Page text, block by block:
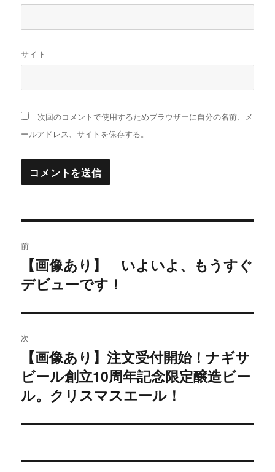
サイト
次回のコメントで使用するためブラウザーに自分の名前、メ
ールアドレス、サイトを保存する。
稿
ナ
ビ
ゲ
ー
シ
前
去
投
稿:
【画像あり】 いよいよ、もうすぐ
デビューです！
次
の
投
【画像あり】注文受付開始！ナギサ
ビール創立10周年記念限定醸造ビー
ル。クリスマスエール！